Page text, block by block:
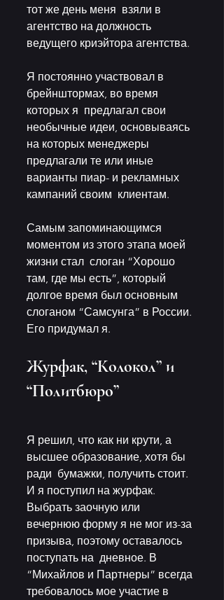
тот же день меня  взяли в
агентство на должность
ведущего криэйтора агентства.
Я постоянно участвовал в
брейнштормах, во время
которых я  предлагал свои
необычные идеи, основываясь
на которых менеджеры
предлагали те или иные
варианты пиар- и рекламных
кампаний своим  клиентам.
Самым запоминающимся
моментом из этого этапа моей
жизни стал  слоган “Хорошо
там, где мы есть”, который
долгое время был основным
слоганом “Самсунга” в России.
Его придумал я.
Журфак, “Колокол” и
“Политбюро”
Я решил, что как ни крути, а
высшее образование, хотя бы
ради  бумажки, получить стоит.
И я поступил на журфак.
Выбрать заочную или
вечернюю форму я не мог из-за
призыва, поэтому оставалось
поступать на  дневное. В
“Михайлов и Партнеры” всегда
требовалось мое участие в